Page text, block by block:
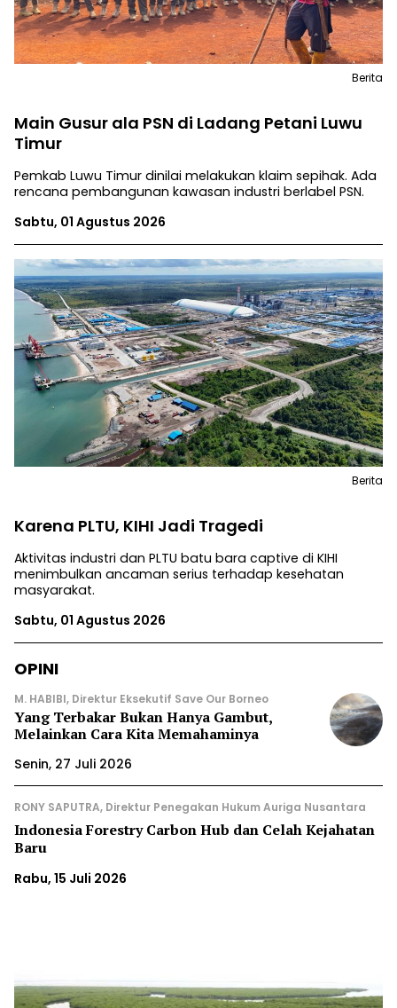
Main Gusur ala PSN di Ladang Petani Luwu
Timur
Pemkab Luwu Timur dinilai melakukan klaim sepihak. Ada
rencana pembangunan kawasan industri berlabel PSN.
Sabtu, 01 Agustus 2026
Berita
Karena PLTU, KIHI Jadi Tragedi
Aktivitas industri dan PLTU batu bara captive di KIHI
menimbulkan ancaman serius terhadap kesehatan
masyarakat.
Sabtu, 01 Agustus 2026
Berita
OPINI
M. HABIBI, Direktur Eksekutif Save Our Borneo
Yang Terbakar Bukan Hanya Gambut,
Melainkan Cara Kita Memahaminya
Senin, 27 Juli 2026
RONY SAPUTRA, Direktur Penegakan Hukum Auriga Nusantara
Indonesia Forestry Carbon Hub dan Celah Kejahatan
Baru
Rabu, 15 Juli 2026